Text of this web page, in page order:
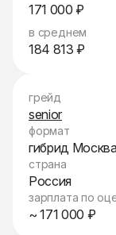
171 000 ₽
в среднем
184 813 ₽
грейд
senior
формат
гибрид
страна
Россия
зарплата по
~ 171 000 ₽